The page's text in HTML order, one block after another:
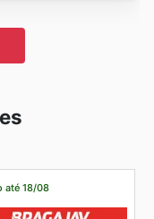
até 18/08